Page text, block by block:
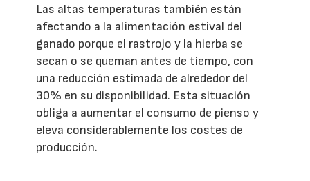
Las altas temperaturas también están
afectando a la alimentación estival del
ganado porque el rastrojo y la hierba se
secan o se queman antes de tiempo, con
una reducción estimada de alrededor del
30% en su disponibilidad. Esta situación
obliga a aumentar el consumo de pienso y
eleva considerablemente los costes de
producción.